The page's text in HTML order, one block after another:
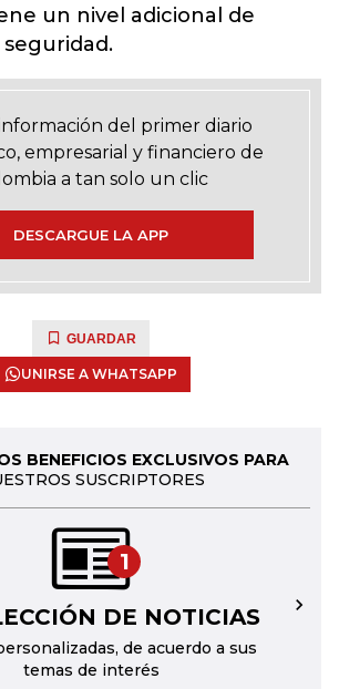
un nivel adicional de
del primer diario
empresarial y financiero de
a tan solo un clic
DESCARGUE LA APP
GUARDAR
UNIRSE A WHATSAPP
BENEFICIOS EXCLUSIVOS PARA
SUSCRIPTORES
1
DE NOTICIAS
de acuerdo a sus
temas de interés
→